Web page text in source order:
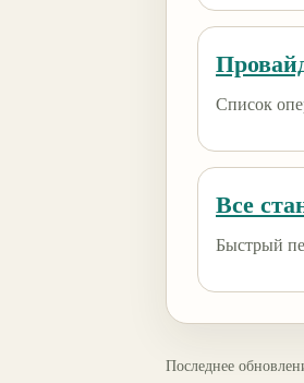
Список
Все
Быстрый
Последнее